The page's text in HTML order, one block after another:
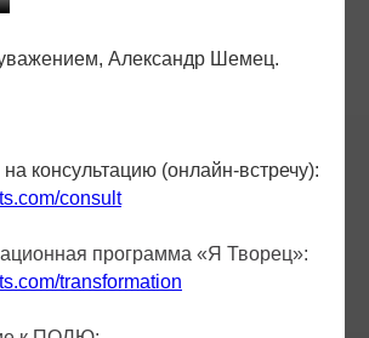
Александр Шемец.
консультацию (онлайн-встречу):
consult
программа «Я Творец»:
transformation